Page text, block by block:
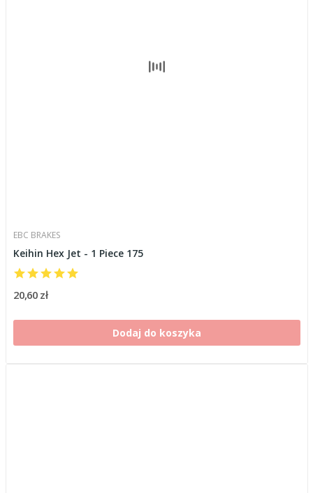
EBC BRAKES
Keihin Hex Jet - 1 Piece 175
20,60 zł
Dodaj do koszyka